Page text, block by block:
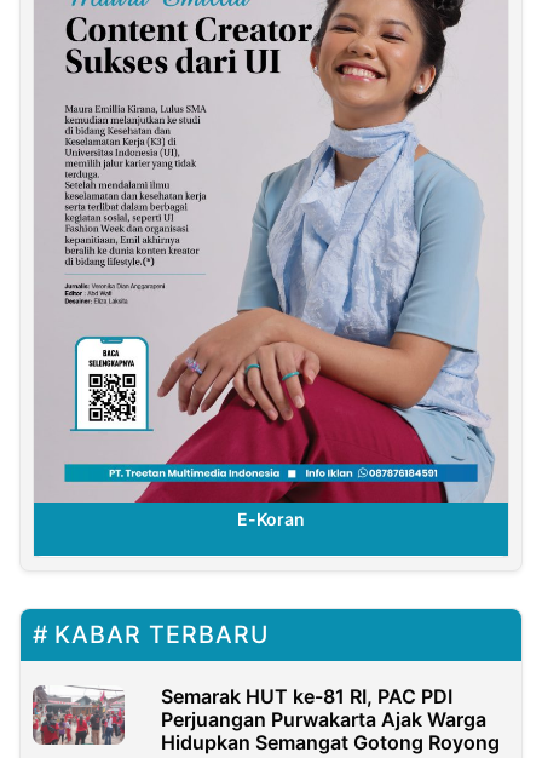
E-Koran
KABAR TERBARU
Semarak HUT ke-81 RI, PAC PDI
Perjuangan Purwakarta Ajak Warga
Hidupkan Semangat Gotong Royong